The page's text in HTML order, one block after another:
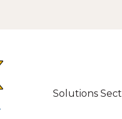
Solutions